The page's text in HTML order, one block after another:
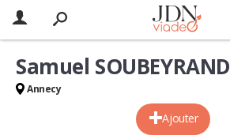
Ajouter
Samuel SOUBEYRAND
Annecy